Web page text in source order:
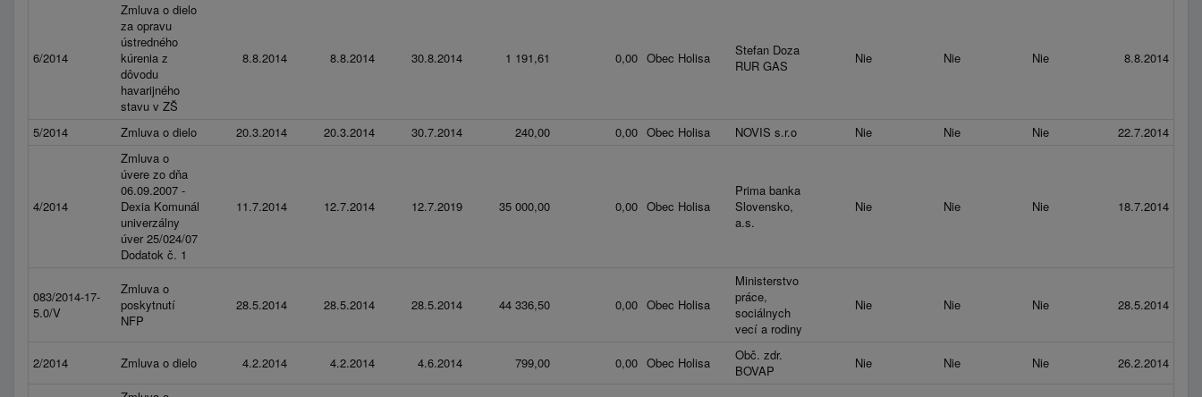
6/2014
Zmluva o dielo
za opravu
ústredného
kúrenia z
dôvodu
havarijného
stavu v ZŠ
8.8.2014 8.8.2014 30.8.2014 1 191,61 0,00 Obec Holisa
Stefan Doza
RUR GAS
Nie Nie Nie 8.8.2014
5/2014 Zmluva o dielo 20.3.2014 20.3.2014 30.7.2014 240,00 0,00 Obec Holisa NOVIS s.r.o Nie Nie Nie 22.7.2014
4/2014
Zmluva o
úvere zo dňa
06.09.2007 -
Dexia Komunál
univerzálny
úver 25/024/07
Dodatok č. 1
11.7.2014 12.7.2014 12.7.2019 35 000,00 0,00 Obec Holisa
Prima banka
Slovensko,
a.s.
Nie Nie Nie 18.7.2014
083/2014-17-
5.0/V
Zmluva o
poskytnutí
NFP
28.5.2014 28.5.2014 28.5.2014 44 336,50 0,00 Obec Holisa
Ministerstvo
práce,
sociálnych
vecí a rodiny
Nie Nie Nie 28.5.2014
2/2014 Zmluva o dielo 4.2.2014 4.2.2014 4.6.2014 799,00 0,00 Obec Holisa
Obč. zdr.
BOVAP
Nie Nie Nie
26.2.2014